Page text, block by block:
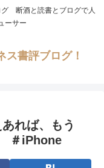
グ 断酒と読書とブログで人
ーサー
ス書評ブログ！
れば、もう
＃iPhone